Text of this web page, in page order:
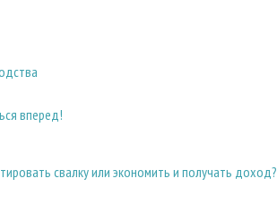
вперед!
свалку или экономить и получать доход?